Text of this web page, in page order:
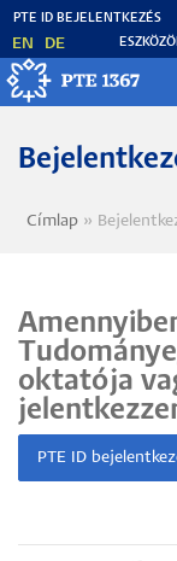
Ugrás
tartalomra
EN DE
Morzsa
Címlap
oktatója